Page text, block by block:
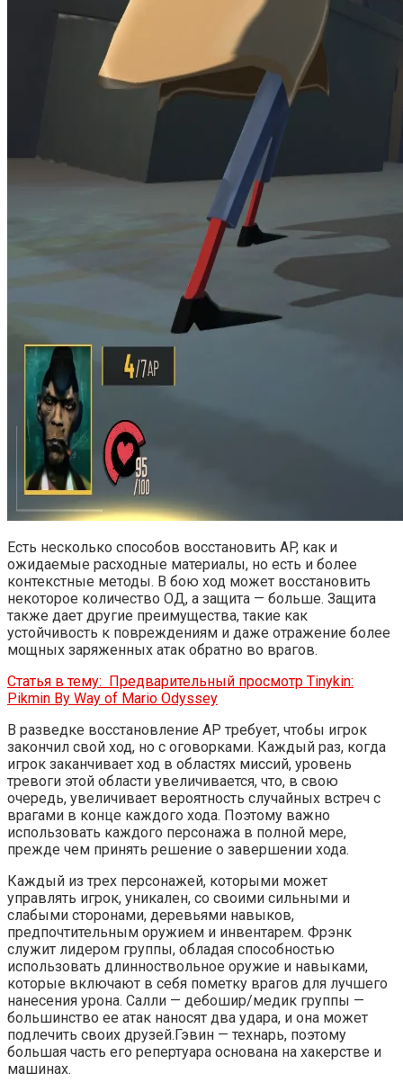
Есть несколько способов восстановить AP, как и
ожидаемые расходные материалы, но есть и более
контекстные методы. В бою ход может восстановить
некоторое количество ОД, а защита — больше. Защита
также дает другие преимущества, такие как
устойчивость к повреждениям и даже отражение более
мощных заряженных атак обратно во врагов.
Статья в тему: Предварительный просмотр Tinykin:
Pikmin By Way of Mario Odyssey
В разведке восстановление AP требует, чтобы игрок
закончил свой ход, но с оговорками. Каждый раз, когда
игрок заканчивает ход в областях миссий, уровень
тревоги этой области увеличивается, что, в свою
очередь, увеличивает вероятность случайных встреч с
врагами в конце каждого хода. Поэтому важно
использовать каждого персонажа в полной мере,
прежде чем принять решение о завершении хода.
Каждый из трех персонажей, которыми может
управлять игрок, уникален, со своими сильными и
слабыми сторонами, деревьями навыков,
предпочтительным оружием и инвентарем. Фрэнк
служит лидером группы, обладая способностью
использовать длинноствольное оружие и навыками,
которые включают в себя пометку врагов для лучшего
нанесения урона. Салли — дебошир/медик группы —
большинство ее атак наносят два удара, и она может
подлечить своих друзей.Гэвин — технарь, поэтому
большая часть его репертуара основана на хакерстве и
машинах.